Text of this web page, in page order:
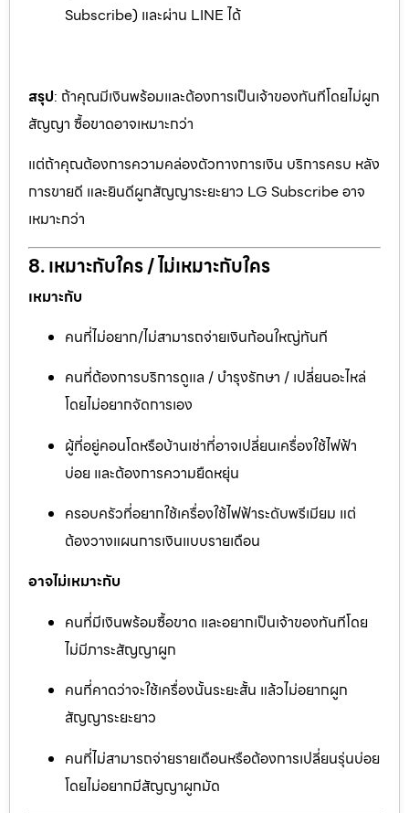
Subscribe) และผ่าน LINE ได้
สรุป: ถ้าคุณมีเงินพร้อมและต้องการเป็นเจ้าของทันทีโดยไม่ผูก
สัญญา ซื้อขาดอาจเหมาะกว่า
แต่ถ้าคุณต้องการความคล่องตัวทางการเงิน บริการครบ หลัง
การขายดี และยินดีผูกสัญญาระยะยาว LG Subscribe อาจ
เหมาะกว่า
8. เหมาะกับใคร / ไม่เหมาะกับใคร
เหมาะกับ
คนที่ไม่อยาก/ไม่สามารถจ่ายเงินก้อนใหญ่ทันที
คนที่ต้องการบริการดูแล / บำรุงรักษา / เปลี่ยนอะไหล่
โดยไม่อยากจัดการเอง
ผู้ที่อยู่คอนโดหรือบ้านเช่าที่อาจเปลี่ยนเครื่องใช้ไฟฟ้า
บ่อย และต้องการความยืดหยุ่น
ครอบครัวที่อยากใช้เครื่องใช้ไฟฟ้าระดับพรีเมียม แต่
ต้องวางแผนการเงินแบบรายเดือน
อาจไม่เหมาะกับ
คนที่มีเงินพร้อมซื้อขาด และอยากเป็นเจ้าของทันทีโดย
ไม่มีภาระสัญญาผูก
คนที่คาดว่าจะใช้เครื่องนั้นระยะสั้น แล้วไม่อยากผูก
สัญญาระยะยาว
คนที่ไม่สามารถจ่ายรายเดือนหรือต้องการเปลี่ยนรุ่นบ่อย
โดยไม่อยากมีสัญญาผูกมัด